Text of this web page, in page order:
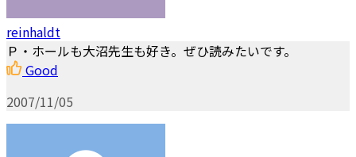
reinhaldt
Ｐ・ホールも大沼先生も好き。ぜひ読みたいです。
Good
2007/11/05